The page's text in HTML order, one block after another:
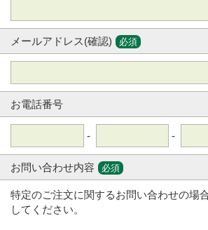
メールアドレス(確認) 必須
お電話番号
- -
お問い合わせ内容 必須
特定のご注文に関するお問い合わせの場
してください。